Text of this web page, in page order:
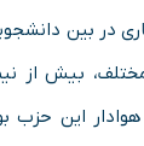
در بین
بیش از
این حزب